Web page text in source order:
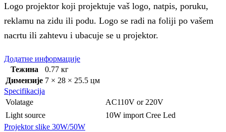
Logo projektor koji projektuje vaš logo, natpis, poruku,
reklamu na zidu ili podu. Logo se radi na foliji po vašem
nacrtu ili zahtevu i ubacuje se u projektor.
Додатне информације
Тежина
0.77 кг
Димензије 7 × 28 × 25.5 цм
Specifikacija
Volatage
AC110V or 220V
Light source
10W import Cree Led
Projektor slike 30W/50W